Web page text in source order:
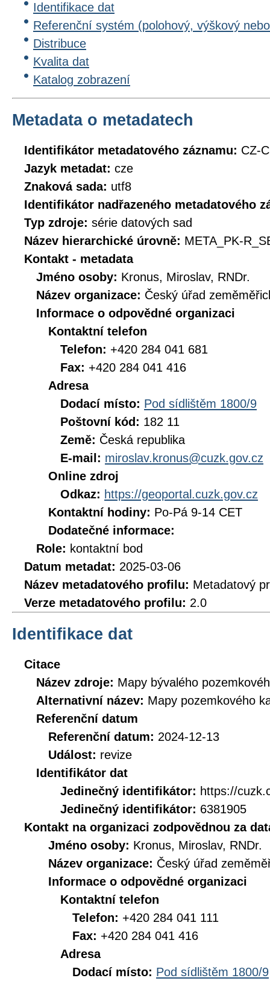
Identifikace dat
Referenční systém (polohový, výškový
Distribuce
Kvalita dat
Katalog zobrazení
Metadata o metadatech
Identifikátor metadatového záznamu: CZ-
Jazyk metadat: cze
Znaková sada: utf8
Identifikátor nadřazeného metadatového
Typ zdroje: série datových sad
Název hierarchické úrovně: META_PK-
Kontakt - metadata
Jméno osoby: Kronus, Miroslav, RNDr.
Název organizace: Český úřad
Informace o odpovědné organizaci
Kontaktní telefon
Telefon: +420 284 041 681
Fax: +420 284 041 416
Adresa
Dodací místo: Pod sídlištěm 1800/9
Poštovní kód: 182 11
Země: Česká republika
E-mail: miroslav.kronus@cuzk.gov.cz
Online zdroj
Odkaz: https://geoportal.cuzk.gov.cz
Kontaktní hodiny: Po-Pá 9-14 CET
Dodatečné informace:
Role: kontaktní bod
Datum metadat: 2025-03-06
Název metadatového profilu: Metadatový
Verze metadatového profilu: 2.0
Identifikace dat
Citace
Název zdroje: Mapy bývalého
Alternativní název: Mapy pozemkového
Referenční datum
Referenční datum: 2024-12-13
Událost: revize
Identifikátor dat
Jedinečný identifikátor: https://
Jedinečný identifikátor: 6381905
Kontakt na organizaci zodpovědnou za
Jméno osoby: Kronus, Miroslav, RNDr.
Název organizace: Český úřad
Informace o odpovědné organizaci
Kontaktní telefon
Telefon: +420 284 041 111
Fax: +420 284 041 416
Adresa
Dodací místo: Pod sídlištěm 1800/9